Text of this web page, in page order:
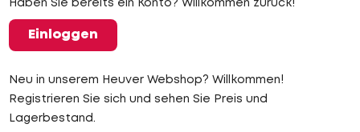
Haben Sie bereits ein Konto? Willkommen zurück!
Einloggen
Neu in unserem Heuver Webshop? Willkommen!
Registrieren Sie sich und sehen Sie Preis und
Lagerbestand.